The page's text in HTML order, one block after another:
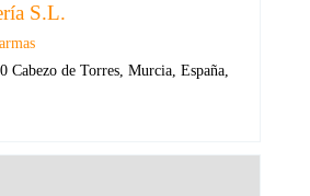
S.L.
Cabezo de Torres, Murcia, España,